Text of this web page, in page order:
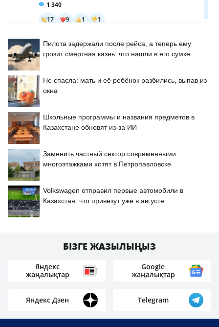
Пилота задержали после рейса, а теперь ему
грозит смертная казнь: что нашли в его сумке
Не спасла: мать и её ребёнок разбились, выпав из
окна
Школьные программы и названия предметов в
Казахстане обновят из-за ИИ
Заменить частный сектор современными
многоэтажками хотят в Петропавловске
Volkswagen отправил первые автомобили в
Казахстан: что привезут уже в августе
БІЗГЕ ЖАЗЫЛЫҢЫЗ
Яндекс
жаңалықтар
Google
жаңалықтар
Яндекс Дзен Telegram